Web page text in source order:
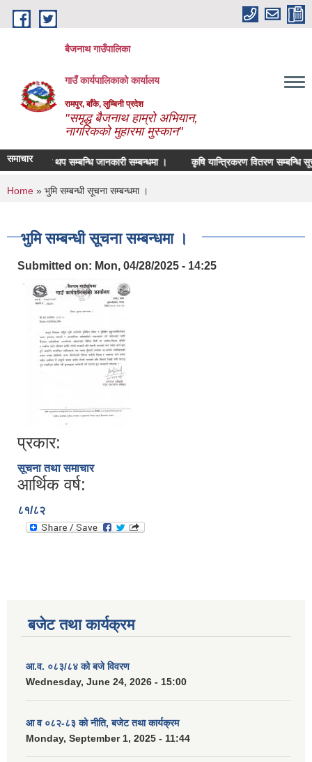
Skip to main content
बैजनाथ गाउँपालिका
गाउँ कार्यपालिकाको कार्यालय
रामपुर, बाँके, लुम्बिनी प्रदेश
"समृद्ध बैजनाथ हाम्रो अभियान,
नागरिकको मुहारमा मुस्कान"
समाचारम्याद थप सम्बन्धि जानकारी सम्बन्धमा । कृषि यान्त्रिकरण वितरण सम्बन्धि
You are here
Home » भुमि सम्बन्धी सूचना सम्बन्धमा ।
भुमि सम्बन्धी सूचना सम्बन्धमा ।
Submitted on: Mon, 04/28/2025 - 14:25
प्रकार:
सूचना तथा समाचार
आर्थिक वर्ष:
८१/८२
बजेट तथा कार्यक्रम
आ.व. ०८३/८४ को बजे विवरण
Wednesday, June 24, 2026 - 15:00
आ व ०८२-८३ को नीति, बजेट तथा कार्यक्रम
Monday, September 1, 2025 - 11:44